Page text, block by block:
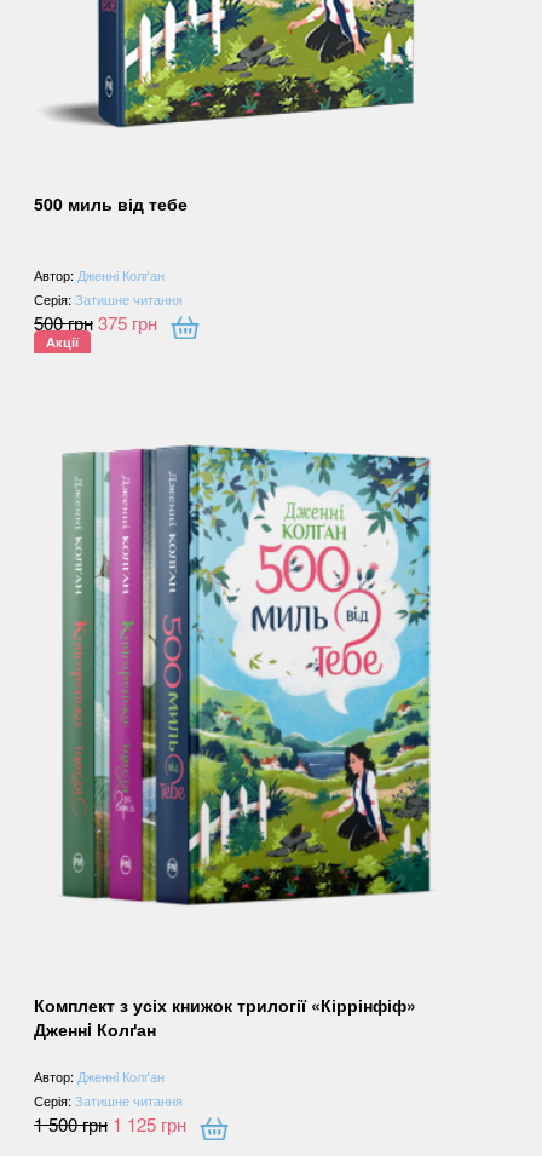
500 миль від тебе
Автор: Дженнi Колґан
Серія:Затишне читання
500грн375 грн
Акції
Комплект з усіх книжок трилогії «Кіррінфіф»
Дженнi Колґан
Автор: Дженнi Колґан
Серія:Затишне читання
1 500грн 1 125 грн